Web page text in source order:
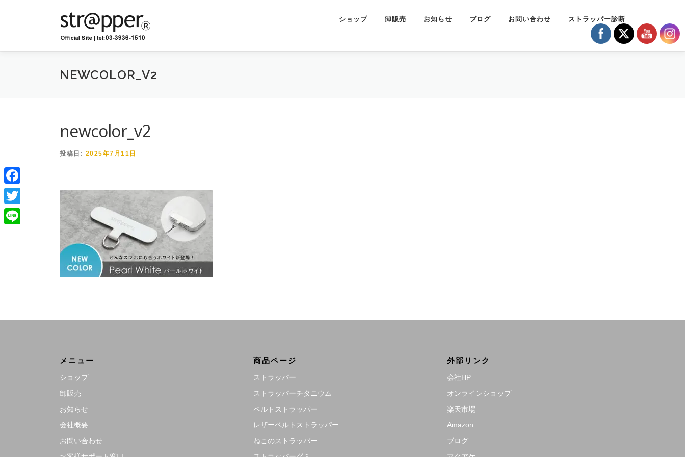
ツ
ショップ 卸販売 お知らせ ブログ お問い合わせ ストラッパー診断
NEWCOLOR_V2
newcolor_v2
投稿日: 2025年7月11日
メニュー
ショップ
卸販売
お知らせ
会社概要
お問い合わせ
商品ページ
ストラッパー
ストラッパーチタニウム
ベルトストラッパー
レザーベルトストラッパー
ねこのストラッパー
外部リンク
会社HP
オンラインショップ
楽天市場
Amazon
ブログ
Facebook
Twitter